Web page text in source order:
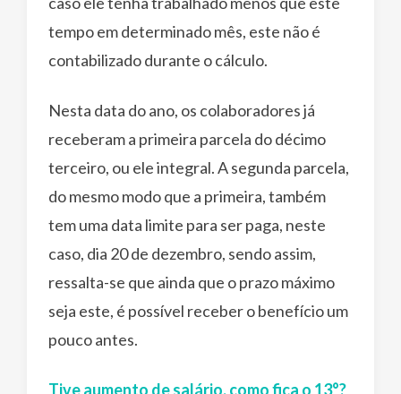
tempo em determinado mês, este não é
contabilizado durante o cálculo.
Nesta data do ano, os colaboradores já
receberam a primeira parcela do décimo
terceiro, ou ele integral. A segunda parcela,
do mesmo modo que a primeira, também
tem uma data limite para ser paga, neste
caso, dia 20 de dezembro, sendo assim,
ressalta-se que ainda que o prazo máximo
seja este, é possível receber o benefício um
pouco antes.
Tive aumento de salário, como fica o 13°?